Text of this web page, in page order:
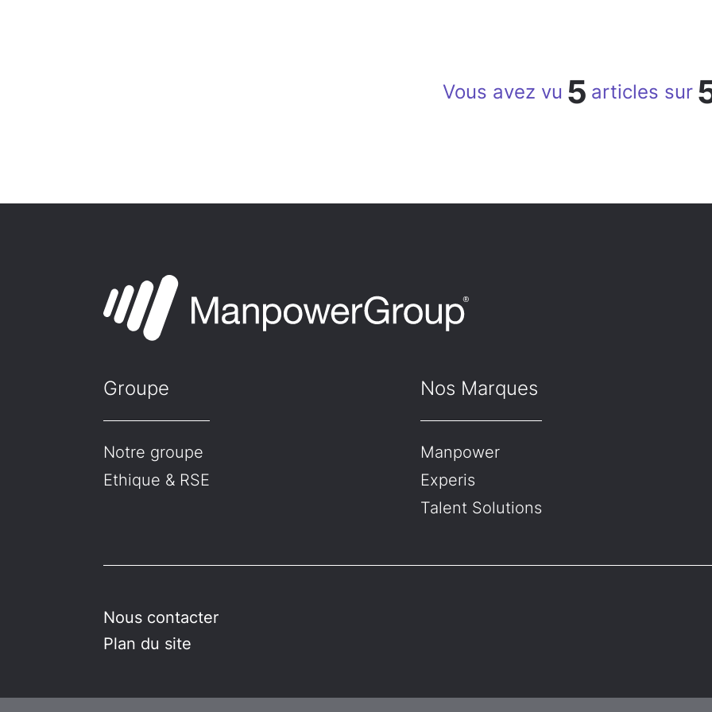
Vous avez vu 5 articles sur
Groupe
Notre groupe
Ethique & RSE
Nos Marques
Manpower
Experis
Talent Solutions
Nous contacter
Plan du site